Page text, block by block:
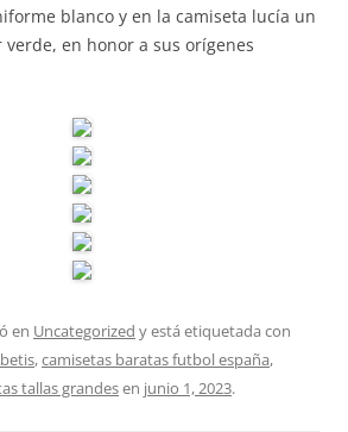
blanco y en la camiseta lucía un
en honor a sus orígenes
en Uncategorized y está etiquetada con
,camisetas baratas futbol españa,
tallas grandesen junio 1, 2023.